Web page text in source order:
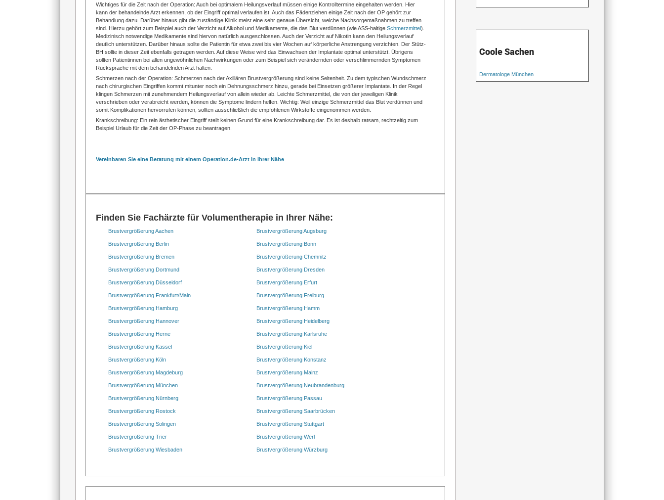
Wichtiges für die Zeit nach der Operation: Auch bei optimalem Heilungsverlauf müssen einige Kontrolltermine eingehalten werden. Hier
kann der behandelnde Arzt erkennen, ob der Eingriff optimal verlaufen ist. Auch das Fädenziehen einige Zeit nach der OP gehört zur
Behandlung dazu. Darüber hinaus gibt die zuständige Klinik meist eine sehr genaue Übersicht, welche Nachsorgemaßnahmen zu treffen
sind. Hierzu gehört zum Beispiel auch der Verzicht auf Alkohol und Medikamente, die das Blut verdünnen (wie ASS-haltige Schmerzmittel).
Medizinisch notwendige Medikamente sind hiervon natürlich ausgeschlossen. Auch der Verzicht auf Nikotin kann den Heilungsverlauf
deutlich unterstützen. Darüber hinaus sollte die Patientin für etwa zwei bis vier Wochen auf körperliche Anstrengung verzichten. Der Stütz-
BH sollte in dieser Zeit ebenfalls getragen werden. Auf diese Weise wird das Einwachsen der Implantate optimal unterstützt. Übrigens
sollten Patientinnen bei allen ungewöhnlichen Nachwirkungen oder zum Beispiel sich verändernden oder verschlimmernden Symptomen
Rücksprache mit dem behandelnden Arzt halten.
Schmerzen nach der Operation: Schmerzen nach der Axillären Brustvergrößerung sind keine Seltenheit. Zu dem typischen Wundschmerz
nach chirurgischen Eingriffen kommt mitunter noch ein Dehnungsschmerz hinzu, gerade bei Einsetzen größerer Implantate. In der Regel
klingen Schmerzen mit zunehmendem Heilungsverlauf von allein wieder ab. Leichte Schmerzmittel, die von der jeweiligen Klinik
verschrieben oder verabreicht werden, können die Symptome lindern helfen. Wichtig: Weil einzige Schmerzmittel das Blut verdünnen und
somit Komplikationen hervorrufen können, sollten ausschließlich die empfohlenen Wirkstoffe eingenommen werden.
Krankschreibung: Ein rein ästhetischer Eingriff stellt keinen Grund für eine Krankschreibung dar. Es ist deshalb ratsam, rechtzeitig zum
Beispiel Urlaub für die Zeit der OP-Phase zu beantragen.
Vereinbaren Sie eine Beratung mit einem Operation.de-Arzt in Ihrer Nähe
Finden Sie Fachärzte für Volumentherapie in Ihrer Nähe:
Brustvergrößerung Aachen Brustvergrößerung Augsburg
Brustvergrößerung Berlin Brustvergrößerung Bonn
Brustvergrößerung Bremen Brustvergrößerung Chemnitz
Brustvergrößerung Dortmund Brustvergrößerung Dresden
Brustvergrößerung Düsseldorf Brustvergrößerung Erfurt
Brustvergrößerung Frankfurt/Main Brustvergrößerung Freiburg
Brustvergrößerung Hamburg Brustvergrößerung Hamm
Brustvergrößerung Hannover Brustvergrößerung Heidelberg
Brustvergrößerung Herne Brustvergrößerung Karlsruhe
Brustvergrößerung Kassel Brustvergrößerung Kiel
Brustvergrößerung Köln Brustvergrößerung Konstanz
Brustvergrößerung Magdeburg Brustvergrößerung Mainz
Brustvergrößerung München Brustvergrößerung Neubrandenburg
Brustvergrößerung Nürnberg Brustvergrößerung Passau
Brustvergrößerung Rostock Brustvergrößerung Saarbrücken
Brustvergrößerung Solingen Brustvergrößerung Stuttgart
Brustvergrößerung Trier Brustvergrößerung Werl
Brustvergrößerung Wiesbaden Brustvergrößerung Würzburg
Coole Sachen
Dermatologe München